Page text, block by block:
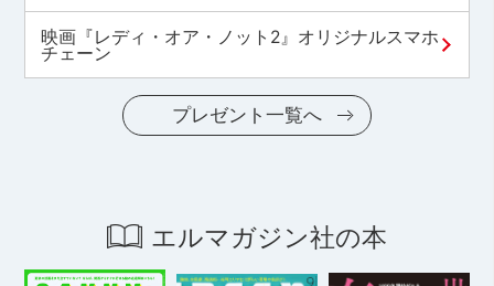
映画『レディ・オア・ノット2』オリジナルスマホ
チェーン
プレゼント一覧へ
エルマガジン社の本